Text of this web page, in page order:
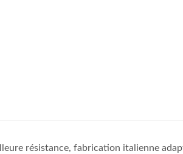
résistance, fabrication italienne